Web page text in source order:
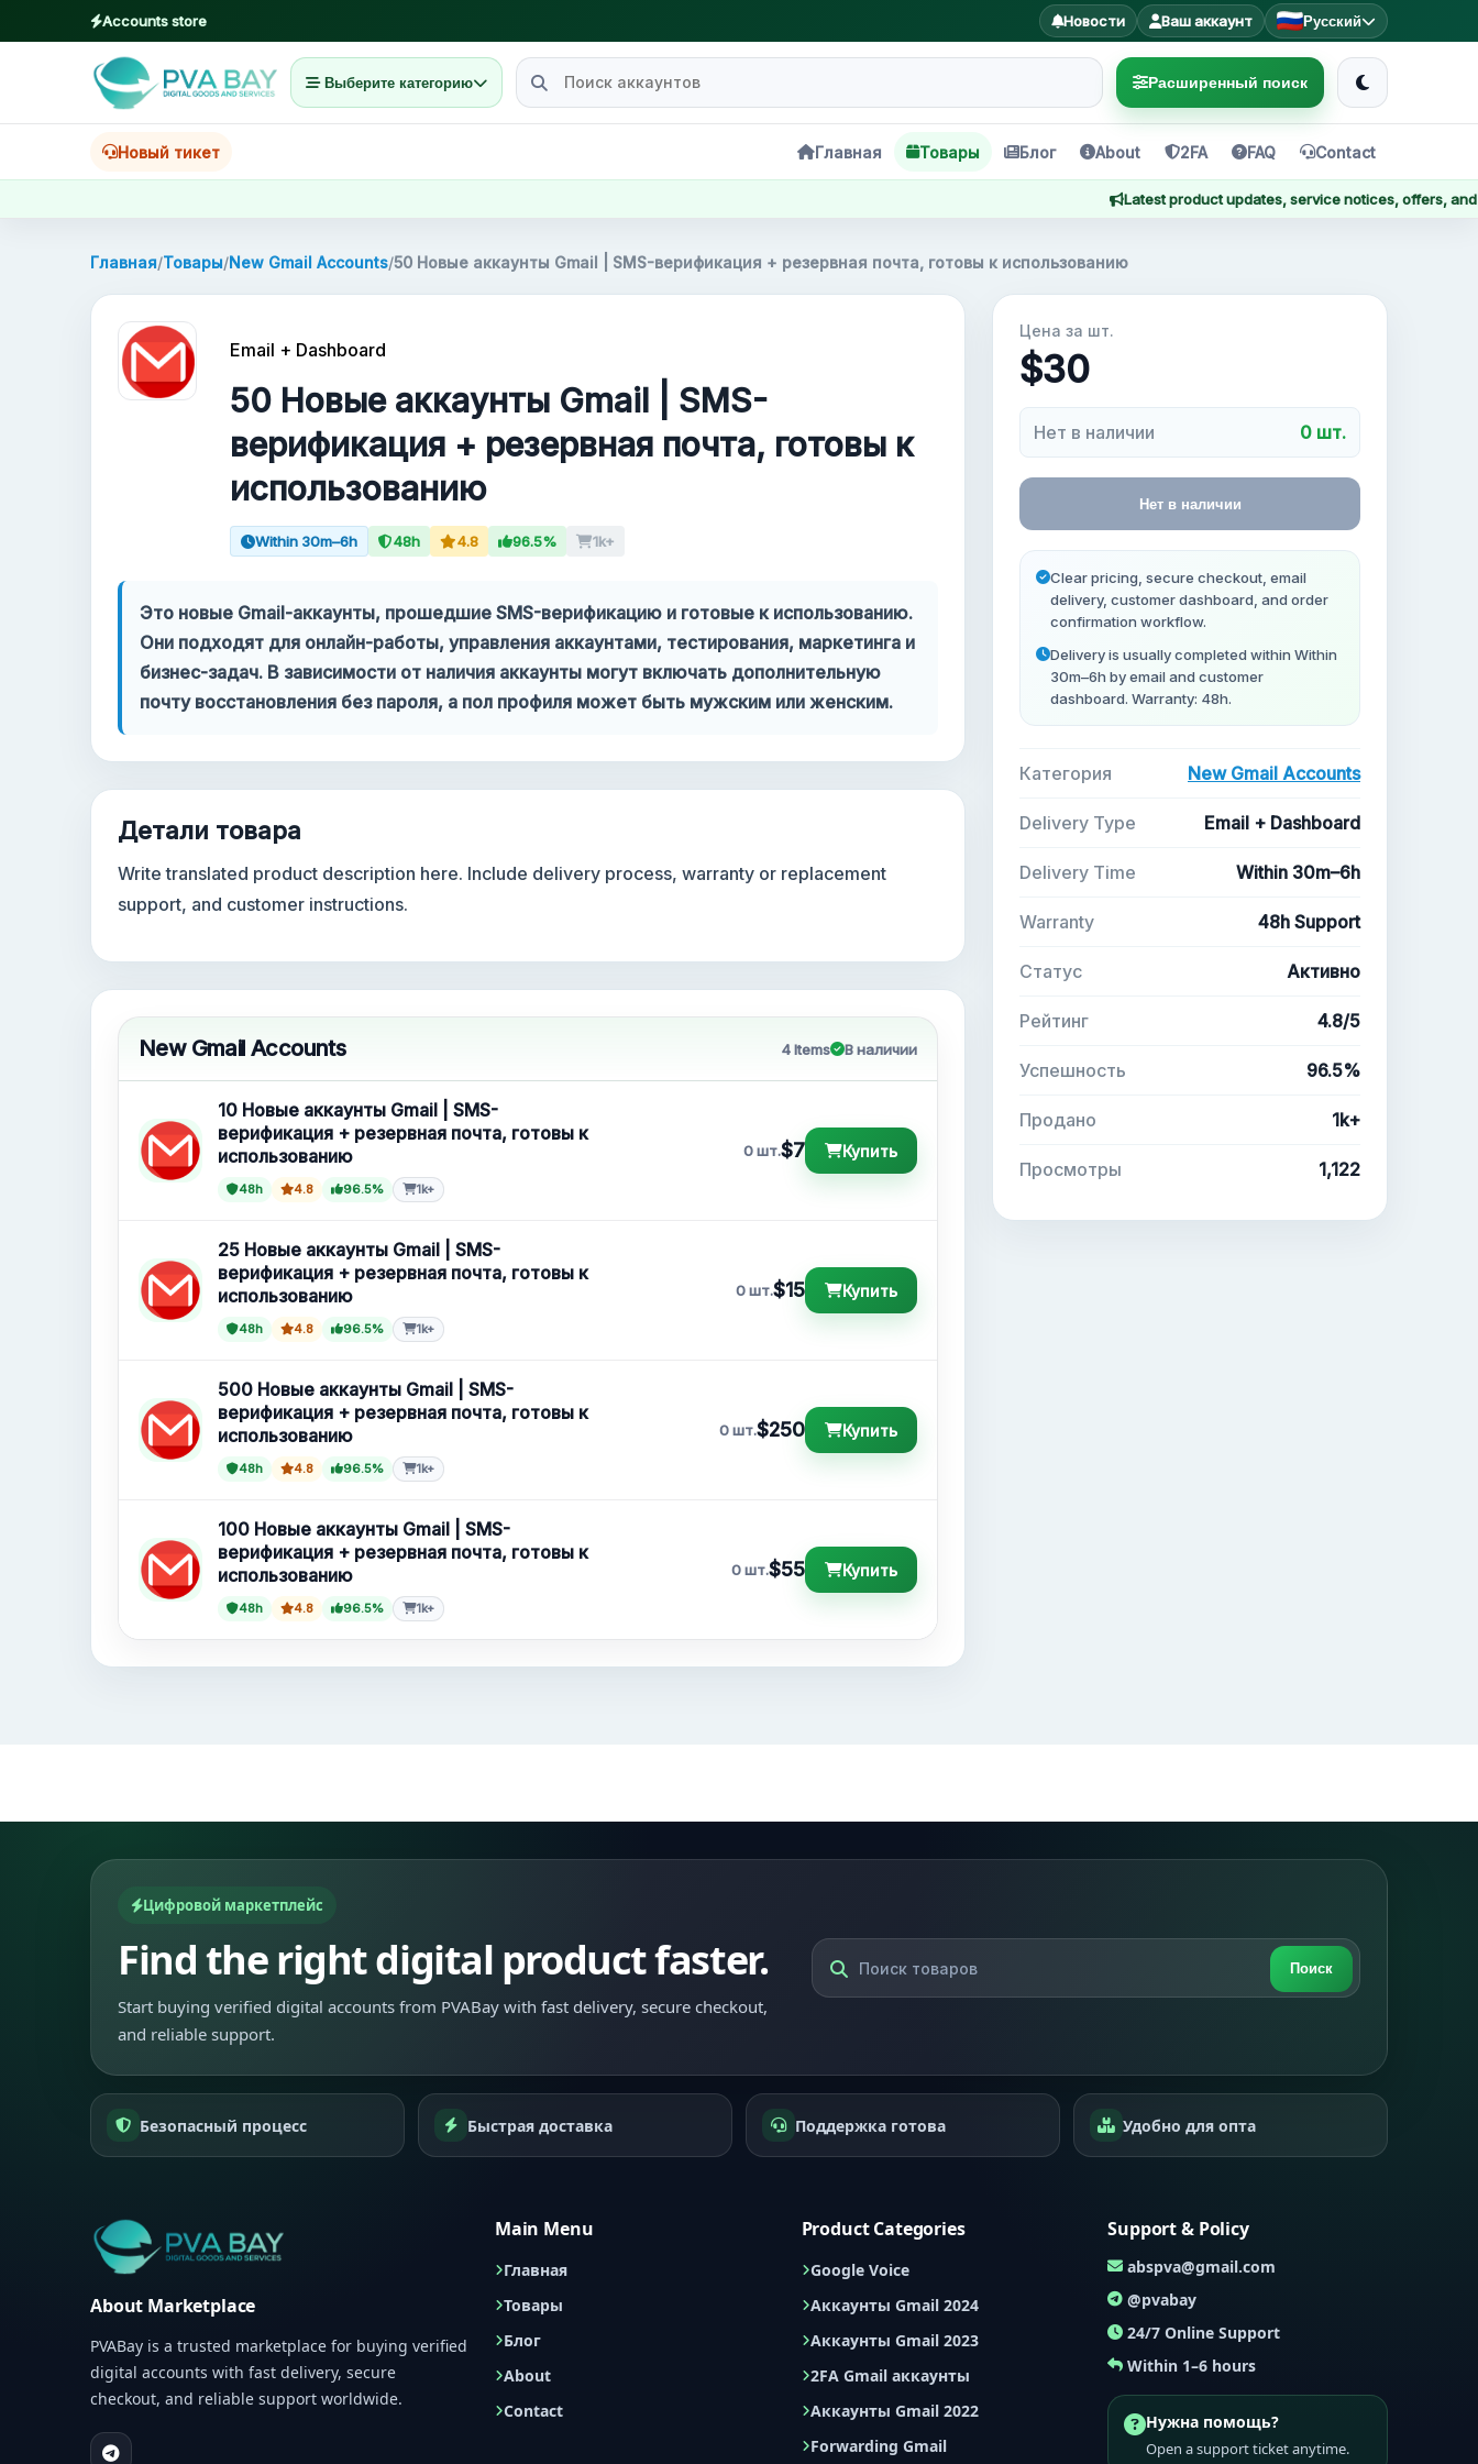
Accounts store Новости Ваш аккаунт Русский
Выберите категорию Расширенный поиск
Новый тикет Главная Товары Блог About 2FA FAQ Contact
Latest product updates, service notices, offers, and
Главная
About
Поддержка
Google Voice
Аккаунты Gmail 2024
Аккаунты Gmail 2023
2FA Gmail аккаунты
Новые Gmail аккаунты
Главная/Товары/New Gmail Accounts/50 Новые аккаунты Gmail | SMS-верификация + резервная почта, готовы к использованию
Email + Dashboard
50 Новые аккаунты Gmail | SMS-
верификация + резервная почта, готовы к
использованию
Within 30m–6h 48h 4.8 96.5% 1k+
Это новые Gmail-аккаунты, прошедшие SMS-верификацию и готовые к использованию.
Они подходят для онлайн-работы, управления аккаунтами, тестирования, маркетинга и
бизнес-задач. В зависимости от наличия аккаунты могут включать дополнительную
почту восстановления без пароля, а пол профиля может быть мужским или женским.
Цена за шт.
$30
Нет в наличии 0 шт.
Нет в наличии
Clear pricing, secure checkout, email
delivery, customer dashboard, and order
confirmation workflow.
Delivery is usually completed within Within
30m–6h by email and customer
dashboard. Warranty: 48h.
Категория New Gmail Accounts
Delivery Type Email + Dashboard
Delivery Time Within 30m–6h
Warranty 48h Support
Статус Активно
Рейтинг 4.8/5
Успешность 96.5%
Продано 1k+
Просмотры 1,122
Детали товара
Write translated product description here. Include delivery process, warranty or replacement
support, and customer instructions.
New Gmail Accounts 4 Items В наличии
10 Новые аккаунты Gmail | SMS-
верификация + резервная почта, готовы к
использованию
48h 4.8 96.5% 1k+
0 шт.$7 Купить
25 Новые аккаунты Gmail | SMS-
верификация + резервная почта, готовы к
использованию
48h 4.8 96.5% 1k+
0 шт.$15 Купить
500 Новые аккаунты Gmail | SMS-
верификация + резервная почта, готовы к
использованию
48h 4.8 96.5% 1k+
0 шт.$250 Купить
100 Новые аккаунты Gmail | SMS-
верификация + резервная почта, готовы к
использованию
48h 4.8 96.5% 1k+
0 шт.$55 Купить
Цифровой маркетплейс
Find the right digital product faster.
Start buying verified digital accounts from PVABay with fast delivery, secure checkout,
and reliable support.
Поиск
Безопасный процесс Быстрая доставка Поддержка готова Удобно для опта
About Marketplace
PVABay is a trusted marketplace for buying verified
digital accounts with fast delivery, secure
checkout, and reliable support worldwide.
Main Menu
Главная
Товары
Блог
About
Contact
Product Categories
Google Voice
Аккаунты Gmail 2024
Аккаунты Gmail 2023
2FA Gmail аккаунты
Аккаунты Gmail 2022
Forwarding Gmail
Support & Policy
abspva@gmail.com
@pvabay
24/7 Online Support
Within 1–6 hours
Нужна помощь?
Open a support ticket anytime.